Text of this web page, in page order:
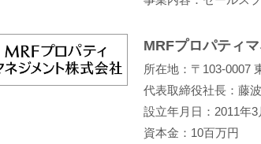
MRFプロパティ
所在地：〒103-0007
代表取締役社長：藤
設立年月日：2011年3
資本金：10百万円